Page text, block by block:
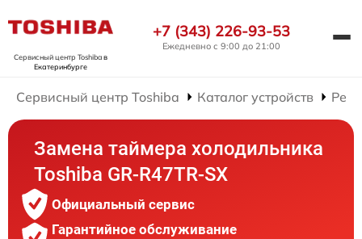
Сервисный центр Toshibaв
Екатеринбурге
+7 (343) 226-93-53
Ежедневно с 9:00 до 21:00
Сервисный центр Toshiba Каталог устройств
Замена таймера холодильника
Toshiba GR-R47TR-SX
Официальный сервис
Гарантийное обслуживание